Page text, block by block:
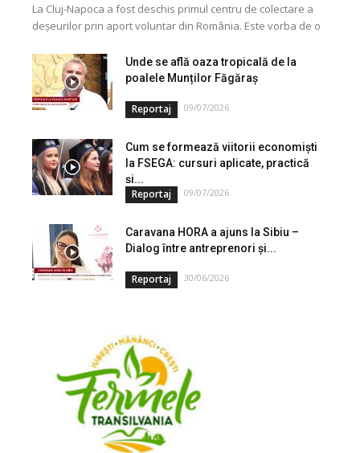
La Cluj-Napoca a fost deschis primul centru de colectare a
deșeurilor prin aport voluntar din România. Este vorba de o
Unde se află oaza tropicală de la
poalele Munților Făgăraș
Reportaj 09/07/2026
Cum se formează viitorii economiști
la FSEGA: cursuri aplicate, practică
și...
Reportaj 09/07/2026
Caravana HORA a ajuns la Sibiu –
Dialog între antreprenori și...
Reportaj 30/06/2026